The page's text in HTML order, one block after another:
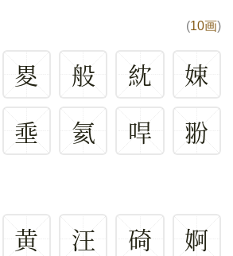
(10画)
畟 般 紞
娕
埀 氦 哻 翂
黄 汪 碕 婀